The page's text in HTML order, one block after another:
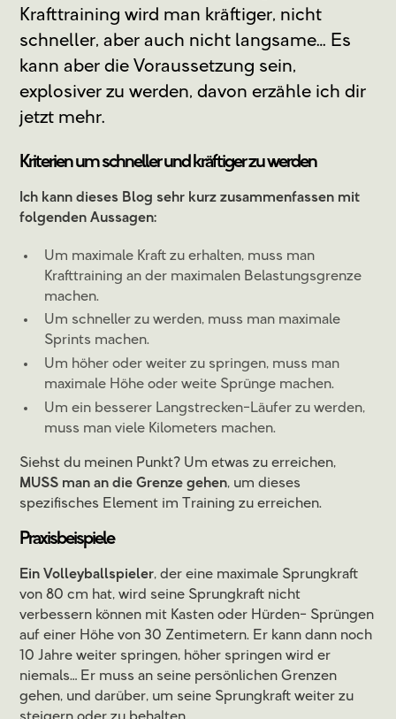
Krafttraining wird man kräftiger, nicht
schneller, aber auch nicht langsame… Es
kann aber die Voraussetzung sein,
explosiver zu werden, davon erzähle ich dir
jetzt mehr.
Kriterien um schneller und kräftiger zu werden
Ich kann dieses Blog sehr kurz zusammenfassen mit
folgenden Aussagen:
Um maximale Kraft zu erhalten, muss man
Krafttraining an der maximalen Belastungsgrenze
machen.
Um schneller zu werden, muss man maximale
Sprints machen.
Um höher oder weiter zu springen, muss man
maximale Höhe oder weite Sprünge machen.
Um ein besserer Langstrecken-Läufer zu werden,
muss man viele Kilometers machen.
Siehst du meinen Punkt? Um etwas zu erreichen,
MUSS man an die Grenze gehen, um dieses
spezifisches Element im Training zu erreichen.
Praxisbeispiele
Ein Volleyballspieler, der eine maximale Sprungkraft
von 80 cm hat, wird seine Sprungkraft nicht
verbessern können mit Kasten oder Hürden- Sprüngen
auf einer Höhe von 30 Zentimetern. Er kann dann noch
10 Jahre weiter springen, höher springen wird er
niemals… Er muss an seine persönlichen Grenzen
gehen, und darüber, um seine Sprungkraft weiter zu